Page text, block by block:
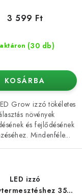
(30 db)
3 599 Ft
KOSÁRBA
Grow izzó tökéletes
növények
és fejlődésének
Mindenféle...
LED izzó
35W